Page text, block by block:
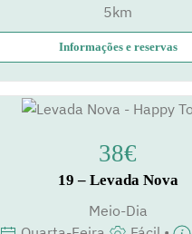
5km
Informações e reservas
38€
19 – Levada Nova
Meio-Dia